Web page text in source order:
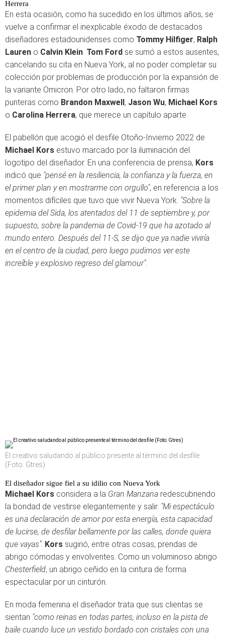
Herrera
En esta ocasión, como ha sucedido en los últimos años, se
vuelve a confirmar el inexplicable éxodo de destacados
diseñadores estadounidenses como Tommy Hilfiger, Ralph
Lauren o Calvin Klein. Tom Ford se sumó a estos ausentes,
cancelando su cita en Nueva York, al no poder completar su
colección por problemas de producción por la expansión de
la variante Omicron. Por otro lado, no faltaron firmas
punteras como Brandon Maxwell, Jason Wu, Michael Kors
o Carolina Herrera, que merece un capítulo aparte.
El pabellón que acogió el desfile Otoño-Invierno 2022 de
Michael Kors estuvo marcado por la iluminación del
logotipo del diseñador. En una conferencia de prensa, Kors
indicó que "pensé en la resiliencia, la confianza y la fuerza, en
el primer plan y en mostrarme con orgullo", en referencia a los
momentos difíciles que tuvo que vivir Nueva York. "Sobre la
epidemia del Sida, los atentados del 11 de septiembre y, por
supuesto, sobre la pandemia de Covid-19 que ha azotado al
mundo entero. Después del 11-S, se dijo que ya nadie viviría
en el centro de la ciudad, pero luego pudimos ver este
increíble y explosivo regreso del glamour".
El creativo saludando al público presente al término del desfile
(Foto: Gtres)
El diseñador sigue fiel a su idilio con Nueva York
Michael Kors considera a la Gran Manzana redescubriendo
la bondad de vestirse elegantemente y salir. "Mi espectáculo
es una declaración de amor por esta energía, esta capacidad
de lucirse, de desfilar bellamente por las calles, donde quiera
que vayas". Kors sugirió, entre otras cosas, prendas de
abrigo cómodas y envolventes. Como un voluminoso abrigo
Chesterfield, un abrigo ceñido en la cintura de forma
espectacular por un cinturón.
En moda femenina el diseñador trata que sus clientas se
sientan "como reinas en todas partes, incluso en la pista de
baile cuando luce un vestido bordado con cristales con una